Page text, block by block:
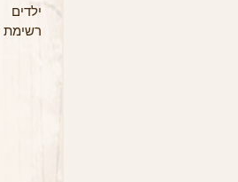
ילדים
רשימת